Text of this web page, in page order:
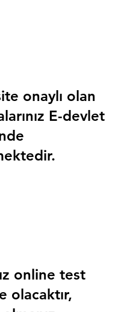
onaylı olan
E-devlet
online test
olacaktır,